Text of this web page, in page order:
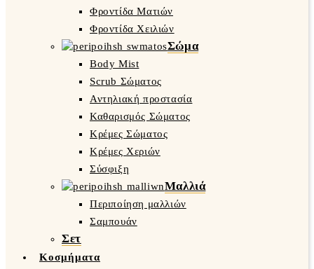
Φροντίδα Ματιών
Φροντίδα Χειλιών
Σώμα
Body Mist
Scrub Σώματος
Αντηλιακή προστασία
Καθαρισμός Σώματος
Κρέμες Σώματος
Κρέμες Χεριών
Σύσφιξη
Μαλλιά
Περιποίηση μαλλιών
Σαμπουάν
Σετ
Κοσμήματα